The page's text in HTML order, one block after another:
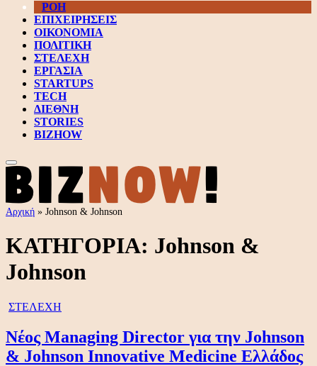
ΡΟΗ
ΕΠΙΧΕΙΡΗΣΕΙΣ
ΟΙΚΟΝΟΜΙΑ
ΠΟΛΙΤΙΚΗ
ΣΤΕΛΕΧΗ
ΕΡΓΑΣΙΑ
STARTUPS
TECH
ΔΙΕΘΝΗ
STORIES
BIZHOW
Αρχική » Johnson & Johnson
ΚΑΤΗΓΟΡΙΑ: Johnson &
Johnson
ΣΤΕΛΕΧΗ
Νέος Managing Director για την Johnson
& Johnson Innovative Medicine Ελλάδος